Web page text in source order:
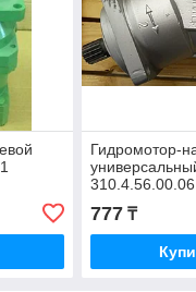
Гидромотор-
насосы
777₸